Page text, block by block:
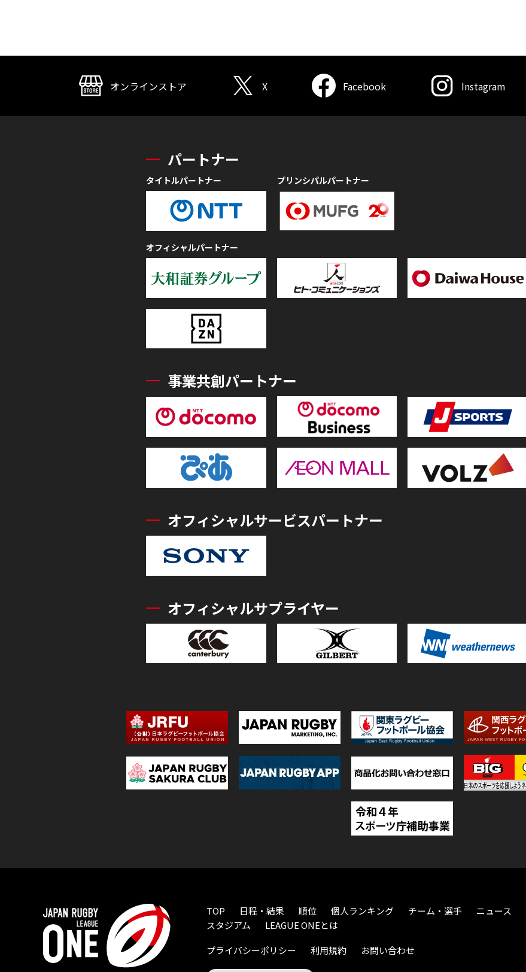
オンラインストア X Facebook Instagram
パートナー
タイトルパートナー プリンシパルパートナー
オフィシャルパートナー
事業共創パートナー
オフィシャルサービスパートナー
オフィシャルサプライヤー
TOP 日程・結果 順位 個人ランキング チーム・選手 ニュース
スタジアム
LEAGUE ONEとは
プライバシーポリシー
利用規約 お問い合わせ